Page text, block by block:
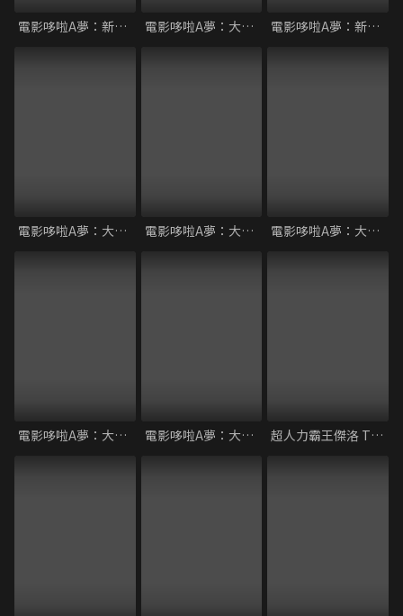
電影哆啦A夢：新大雄的恐龍 電影哆啦A夢：大雄與翼之勇者 電影哆啦A夢：新大雄的宇宙開拓史
電影哆啦A夢：大雄與風之使者 電影哆啦A夢：大雄的人魚大海戰 電影哆啦A夢：大雄的貓狗時空傳
電影哆啦A夢：大雄與機器人王國 電影哆啦A夢：大雄的太陽王傳說 超人力霸王傑洛 THE MOVIE 超決戰!貝利亞銀河帝國